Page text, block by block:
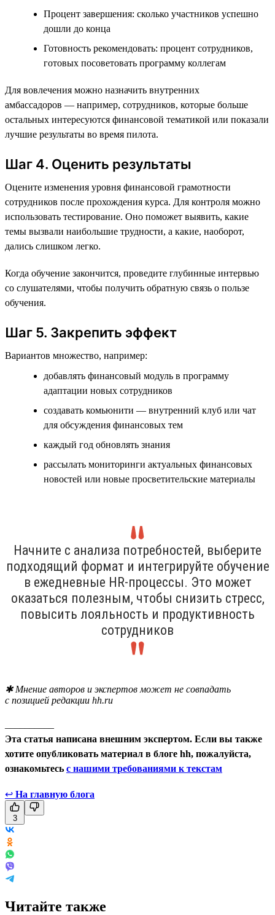
Процент завершения: сколько участников успешно
дошли до конца
Готовность рекомендовать: процент сотрудников,
готовых посоветовать программу коллегам
Для вовлечения можно назначить внутренних
амбассадоров — например, сотрудников, которые больше
остальных интересуются финансовой тематикой или показали
лучшие результаты во время пилота.
Шаг 4. Оценить результаты
Оцените изменения уровня финансовой грамотности
сотрудников после прохождения курса. Для контроля можно
использовать тестирование. Оно поможет выявить, какие
темы вызвали наибольшие трудности, а какие, наоборот,
дались слишком легко.
Когда обучение закончится, проведите глубинные интервью
со слушателями, чтобы получить обратную связь о пользе
обучения.
Шаг 5. Закрепить эффект
Вариантов множество, например:
добавлять финансовый модуль в программу
адаптации новых сотрудников
создавать комьюнити — внутренний клуб или чат
для обсуждения финансовых тем
каждый год обновлять знания
рассылать мониторинги актуальных финансовых
новостей или новые просветительские материалы
Начните с анализа потребностей, выберите
подходящий формат и интегрируйте обучение
в ежедневные HR-процессы. Это может
оказаться полезным, чтобы снизить стресс,
повысить лояльность и продуктивность
сотрудников
✱ Мнение авторов и экспертов может не совпадать
с позицией редакции hh.ru
Эта статья написана внешним экспертом. Если вы также
хотите опубликовать материал в блоге hh, пожалуйста,
ознакомьтесь с нашими требованиями к текстам
↩ На главную блога
3
Читайте также